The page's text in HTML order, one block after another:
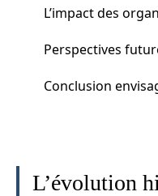
L’impact des
Perspectives
Conclusion
L’évolution